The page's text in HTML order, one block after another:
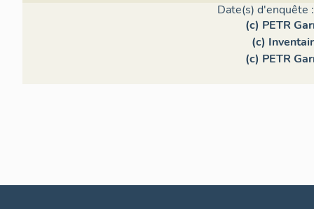
Date(s) d'enquête
(c) PETR
(c)
(c) PETR